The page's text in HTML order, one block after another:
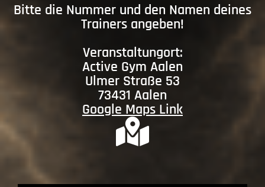
Bitte die Nummer und den Namen deines
Trainers angeben!
Veranstaltungort:
Active Gym Aalen
Ulmer Straße 53
73431 Aalen
Google Maps Link